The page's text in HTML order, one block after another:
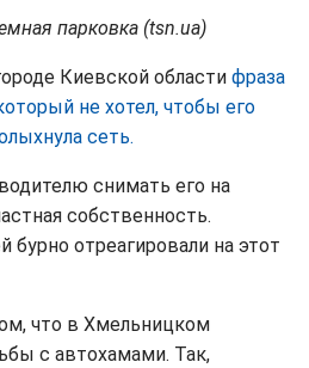
парковка (tsn.ua)
Киевской области фраза
не хотел, чтобы его
сеть.
снимать его на
собственность.
бурно отреагировали на этот
что в Хмельницком
с автохамами. Так,